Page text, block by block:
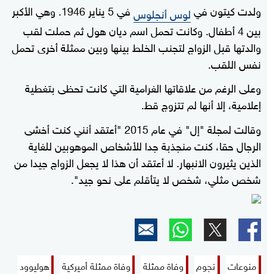
ولدت كيتون فيلوس أنجلوس
في 5 يناير 1946. وهي الأكبر
بين 4 أطفال. وكانت تحمل اسم ديان هول ثم حملت لقب
والدتها قبل الزواج لتجنب الخلط بينها وبين ممثلة أخرى تحمل
نفس اللقب.
وعلى الرغم من علاقاتها الغرامية التي كانت تحظى بتغطية
إعلامية، إلا أنها لم تتزوج قط.
وقالت لمجلة "إل" في عام 2015 "أعتقد أنني كنت أخشى
الرجال حقا، كنت منجذبة جدا للأشخاص الموهوبين للغاية
الذين يثيرون الانبهار. لا أعتقد أن هذا لا يجعل الزواج جيدا من
شخص مثلي، شخص لا يتأقلم على نحو جيد".
منوعات نجوم وفاة ممثلة وفاة ممثلة أميركية
هوليوود